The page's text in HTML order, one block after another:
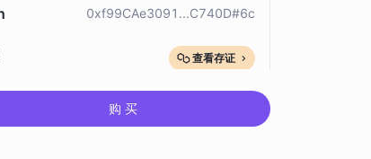
0xf99CAe3091...C740D#6c
查看存证
购 买